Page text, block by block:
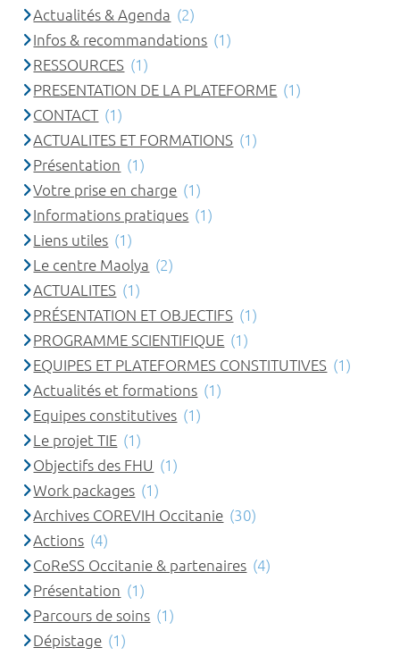
Actualités & Agenda (2)
Infos & recommandations (1)
RESSOURCES (1)
PRESENTATION DE LA PLATEFORME (1)
CONTACT (1)
ACTUALITES ET FORMATIONS (1)
Présentation (1)
Votre prise en charge (1)
Informations pratiques (1)
Liens utiles (1)
Le centre Maolya (2)
ACTUALITES (1)
PRÉSENTATION ET OBJECTIFS (1)
PROGRAMME SCIENTIFIQUE (1)
EQUIPES ET PLATEFORMES CONSTITUTIVES (1)
Actualités et formations (1)
Equipes constitutives (1)
Le projet TIE (1)
Objectifs des FHU (1)
Work packages (1)
Archives COREVIH Occitanie (30)
Actions (4)
CoReSS Occitanie & partenaires (4)
Présentation (1)
Parcours de soins (1)
Dépistage (1)